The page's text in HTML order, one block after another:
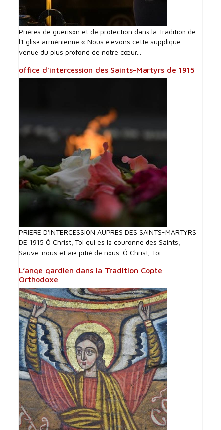
Prières de guérison et de protection dans la Tradition de
l'Eglise arménienne « Nous élevons cette supplique
venue du plus profond de notre cœur...
office d'intercession des Saints-Martyrs de 1915
PRIERE D'INTERCESSI0N AUPRES DES SAINTS-MARTYRS
DE 1915 Ô Christ, Toi qui es la couronne des Saints,
Sauve-nous et aie pitié de nous. Ô Christ, Toi...
L’ange gardien dans la Tradition Copte
Orthodoxe